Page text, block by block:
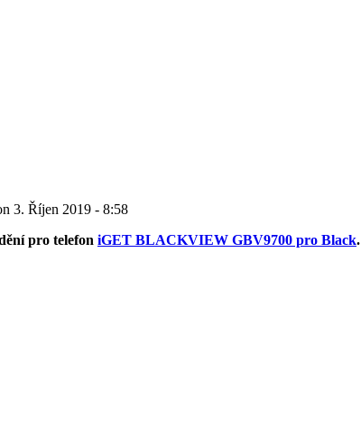
3. Říjen 2019 - 8:58
pro telefon iGET BLACKVIEW GBV9700 pro Black.